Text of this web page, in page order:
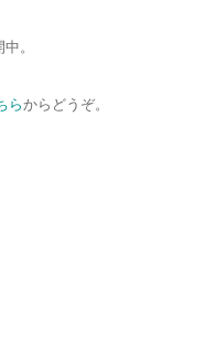
。
らからどうぞ。